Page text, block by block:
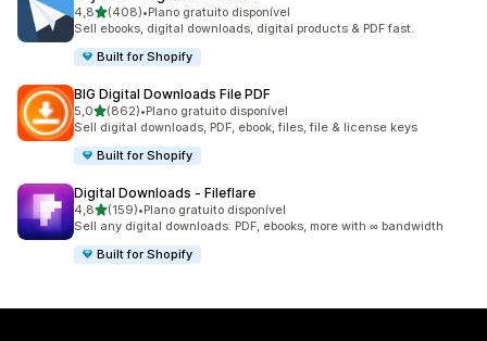
4,8de 5 estrelas
(408)
408 total de avaliações
•Plano gratuito disponível
Sell ebooks, digital downloads, digital products & PDF fast.
Built for Shopify
BIG Digital Downloads File PDF
5,0de 5 estrelas
(862)
862 total de avaliações
•Plano gratuito disponível
Sell digital downloads, PDF, ebook, files, file & license keys
Built for Shopify
Digital Downloads ‑ Fileflare
4,8de 5 estrelas
(159)
159 total de avaliações
•Plano gratuito disponível
Sell any digital downloads: PDF, ebooks, more with ∞ bandwidth
Built for Shopify